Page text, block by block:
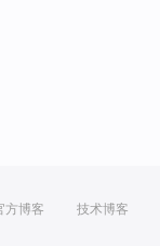
方博客 技术博客